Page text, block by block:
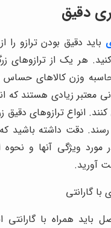
دقیق
باید دقیق بودن ترازو را
هر یک از ترازوهای
وزن کالاهای حساس
معتبر زیادی هستند که
انواع ترازوهای دقیق
دقت داشته باشید
مورد ویژگی آنها و
آورید.
گارانتی
باید همراه با گارانتی